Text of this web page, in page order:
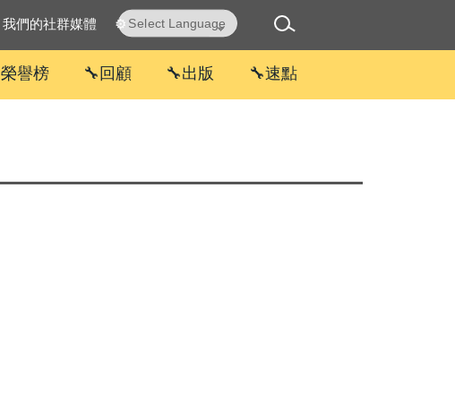
Translate
我們的社群媒體 ⚙
榮譽榜 🔧回顧 🔧出版 🔧速點